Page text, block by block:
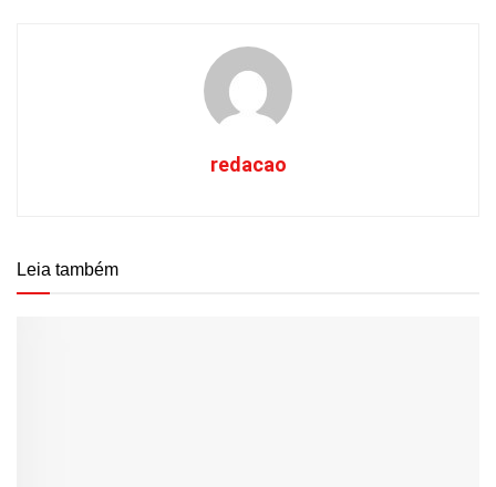
redacao
Leia também